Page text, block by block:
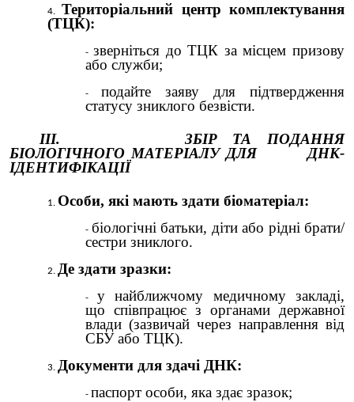
Територіальний центр комплектування
(ТЦК):
зверніться до ТЦК за місцем призову
або служби;
подайте заяву для підтвердження
статусу зниклого безвісти.
ІІІ. ЗБІР ТА ПОДАННЯ
БІОЛОГІЧНОГО МАТЕРІАЛУ ДЛЯ ДНК-
ІДЕНТИФІКАЦІЇ
Особи, які мають здати біоматеріал:
біологічні батьки, діти або рідні брати/
сестри зниклого.
Де здати зразки:
у найближчому медичному закладі,
що співпрацює з органами державної
влади (зазвичай через направлення від
СБУ або ТЦК).
Документи для здачі ДНК:
паспорт особи, яка здає зразок;